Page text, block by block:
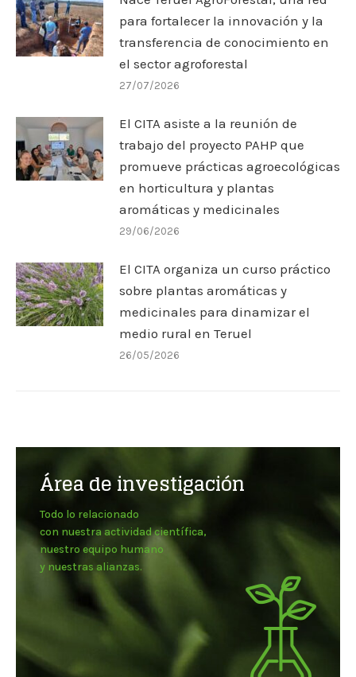
para fortalecer la innovación y la
transferencia de conocimiento en
el sector agroforestal
27/07/2026
El CITA asiste a la reunión de
trabajo del proyecto PAHP que
promueve prácticas agroecológicas
en horticultura y plantas
aromáticas y medicinales
29/06/2026
El CITA organiza un curso práctico
sobre plantas aromáticas y
medicinales para dinamizar el
medio rural en Teruel
26/05/2026
Área de investigación
Todo lo relacionado
con nuestra actividad científica,
nuestro equipo humano
y nuestras alianzas.